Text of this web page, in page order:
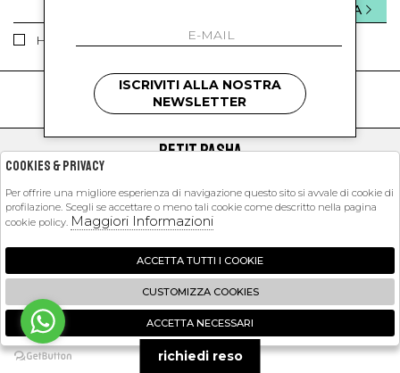
Ho letto ed accettato le condizioni sulla privacy.
INVIA
kids
PETIT PASHA
EXTRA
2026 Petit Pasha - P.iva : 09423341214 Powered by
Zucchetti
🍪
ISCRIVITI ALLA NOSTRA
NEWSLETTER
richiedi reso
Cookies & Privacy
Per offrire una migliore esperienza di navigazione questo sito si avvale di cookie di
profilazione. Scegli se accettare o meno tali cookie come descritto nella pagina
cookie policy. Maggiori Informazioni
ACCETTA TUTTI I COOKIE
CUSTOMIZZA COOKIES
ACCETTA NECESSARI